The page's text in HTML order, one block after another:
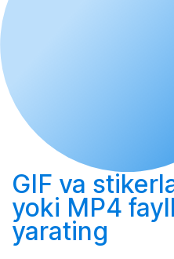
GIF va
yoki MP4
yarating